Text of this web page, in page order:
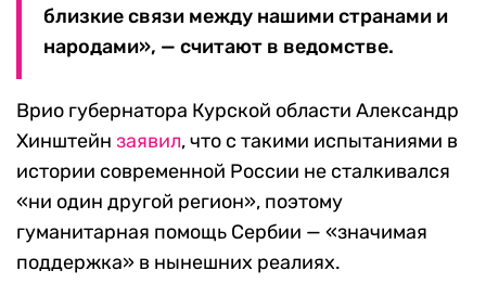
близкие связи между нашими странами и
народами», — считают в ведомстве.
Врио губернатора Курской области Александр
Хинштейн заявил, что с такими испытаниями в
истории современной России не сталкивался
«ни один другой регион», поэтому
гуманитарная помощь Сербии — «значимая
поддержка» в нынешних реалиях.